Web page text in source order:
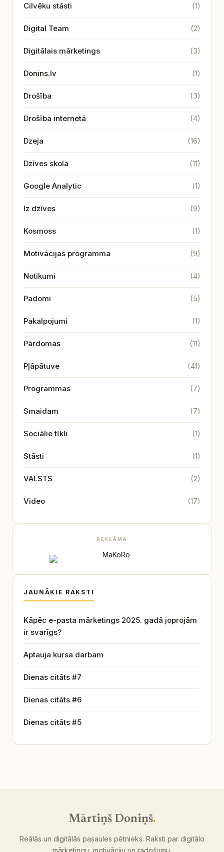
Cilvēku stāsti (1)
Digital Team (2)
Digitālais mārketings (3)
Donins.lv (1)
Drošība (3)
Drošība internetā (4)
Dzeja (16)
Dzīves skola (11)
Google Analytic (1)
Iz dzīves (9)
Kosmoss (1)
Motivācijas programma (9)
Notikumi (4)
Padomi (5)
Pakalpojumi (1)
Pārdomas (11)
Pļāpātuve (41)
Programmas (7)
Smaidam (7)
Sociālie tīkli (1)
Stāsti (1)
VALSTS (2)
Video (17)
REKLĀMA
JAUNĀKIE RAKSTI
Kāpēc e-pasta mārketings 2025. gadā joprojām
ir svarīgs?
Aptauja kursa darbam
Dienas citāts #7
Dienas citāts #6
Dienas citāts #5
Mārtiņš Doniņš.
Reālās un digitālās pasaules pētnieks. Raksti par digitālo
mārketingu, motivāciju un radošumu.